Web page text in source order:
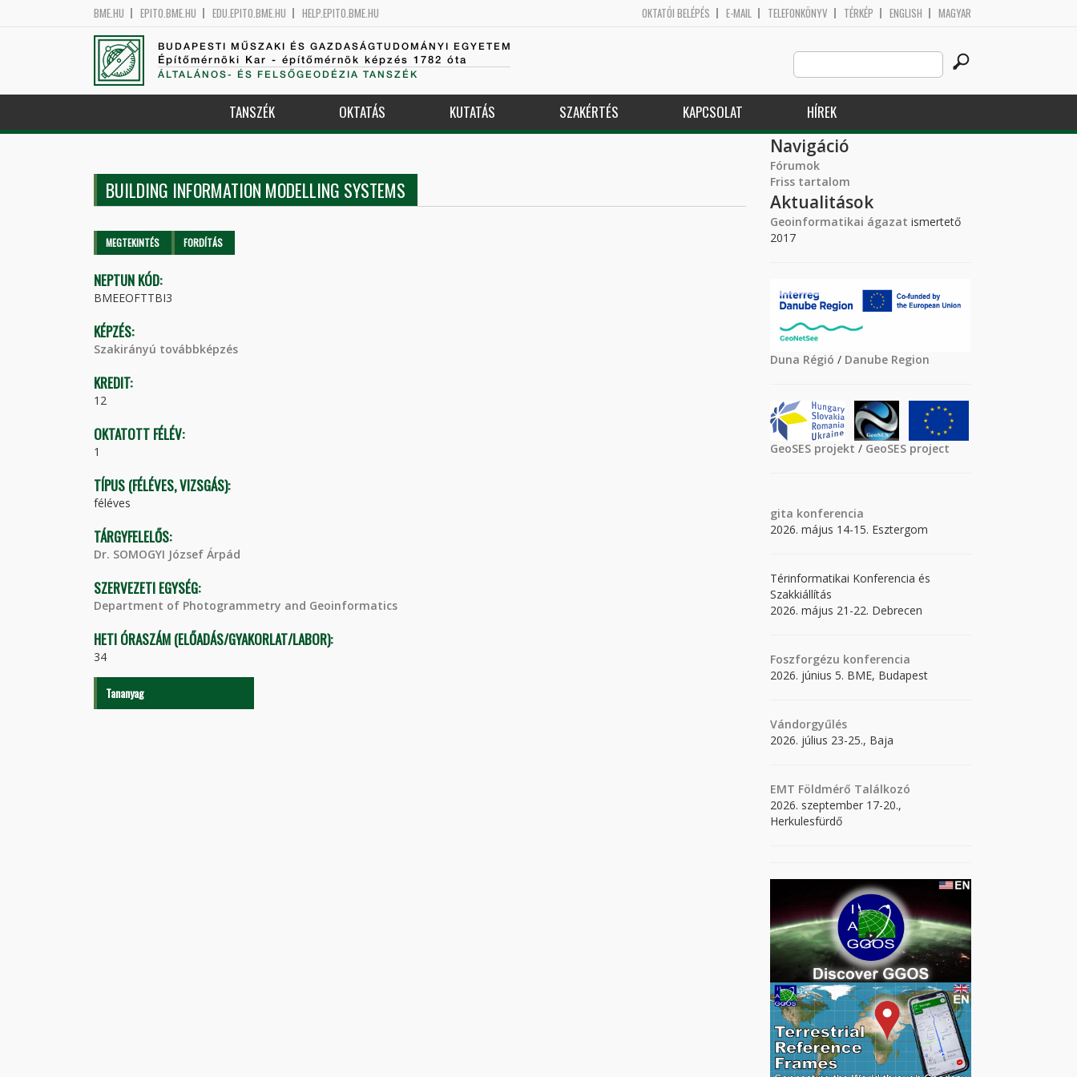
BME.HU EPITO.BME.HU EDU.EPITO.BME.HU HELP.EPITO.BME.HU OKTATÓI BELÉPÉS E-MAIL TELEFONKÖNYV TÉRKÉP ENGLISH MAGYAR
BUDAPESTI MŰSZAKI ÉS GAZDASÁGTUDOMÁNYI EGYETEM
Építőmérnöki Kar - építőmérnök képzés 1782 óta
ÁLTALÁNOS- ÉS FELSŐGEODÉZIA TANSZÉK
Search
this
site
TANSZÉK OKTATÁS KUTATÁS SZAKÉRTÉS KAPCSOLAT HÍREK
BUILDING INFORMATION MODELLING SYSTEMS
Elsődleges fülek
MEGTEKINTÉS (AKTÍVFORDÍTÁS
NEPTUN KÓD:
BMEEOFTTBI3
KÉPZÉS:
Szakirányú továbbképzés
KREDIT:
12
OKTATOTT FÉLÉV:
1
TÍPUS (FÉLÉVES, VIZSGÁS):
féléves
TÁRGYFELELŐS:
Dr. SOMOGYI József Árpád
SZERVEZETI EGYSÉG:
Department of Photogrammetry and Geoinformatics
HETI ÓRASZÁM (ELŐADÁS/GYAKORLAT/LABOR):
34
Tananyag
Navigáció
Fórumok
Friss tartalom
Aktualitások
Geoinformatikai ágazat ismertető
2017
Duna Régió / Danube Region
GeoSES projekt / GeoSES project
gita konferencia
2026. május 14-15. Esztergom
Térinformatikai Konferencia és
Szakkiállítás
2026. május 21-22. Debrecen
Foszforgézu konferencia
2026. június 5. BME, Budapest
Vándorgyűlés
2026. július 23-25., Baja
EMT Földmérő Találkozó
2026. szeptember 17-20.,
Herkulesfürdő